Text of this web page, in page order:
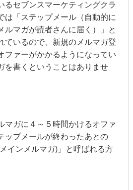
るセブンスマーケティングクラ
は「ステップメール（自動的に
ルマガが読者さんに届く）」と
ているので、新規のメルマガ登
ファーがかかるようになってい
を書くということはありませ
マガに４～５時間かけるオファ
ップメールが終わったあとの
インメルマガ)」と呼ばれる方